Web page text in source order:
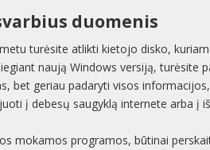
duomenis
turėsite atlikti kietojo disko,
naują Windows versiją, turėsite
bet geriau padaryti visos
į debesų saugyklą internete arba į
mokamos programos, būtinai